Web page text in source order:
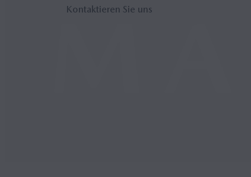
Kontaktieren Sie uns